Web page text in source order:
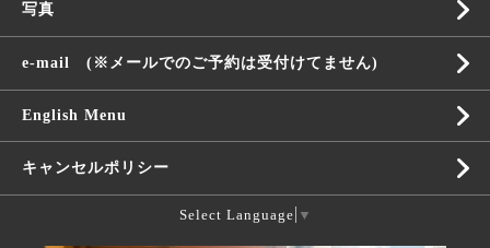
写真
e-mail (※メールでのご予約は受付けてません)
English Menu
キャンセルポリシー
Select Language ▼